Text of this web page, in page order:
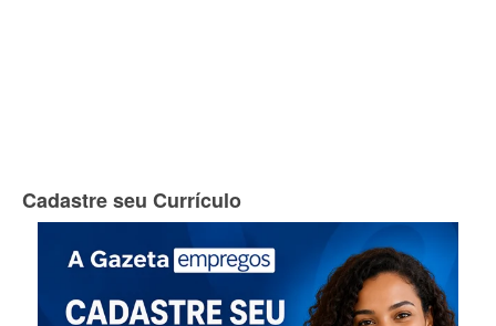
Cadastre seu Currículo